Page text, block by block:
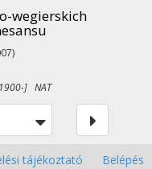
wegierskich
] NAT
tájékoztató Belépés